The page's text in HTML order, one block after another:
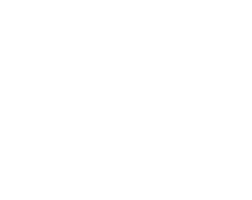
in Coupa -->